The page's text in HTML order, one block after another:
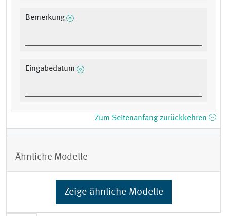
Bemerkung
Eingabedatum
Zum Seitenanfang zurückkehren
Ähnliche Modelle
Zeige ähnliche Modelle